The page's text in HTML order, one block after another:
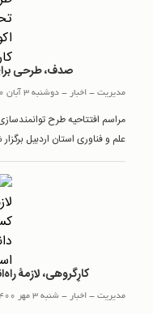
صدف، طرحی
مدیریت-اخبار -دوشنبه 3 آبان 1400
مراسم افتتاحیه طرح
علم و فناوری استان اردبیل
کارِگروهی، لازمۀ
مدیریت-اخبار - شنبه 3 مهر 1400